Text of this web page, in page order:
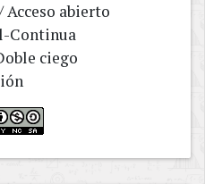
abierto
Continua
ciego